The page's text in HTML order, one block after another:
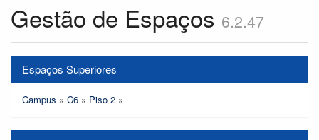
Gestão de Espaços 6.2.47
Espaços Superiores
Campus » C6 » Piso 2 »